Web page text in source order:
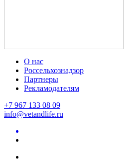
О нас
Россельхознадзор
Партнеры
Рекламодателям
+7 967 133 08 09
info@vetandlife.ru